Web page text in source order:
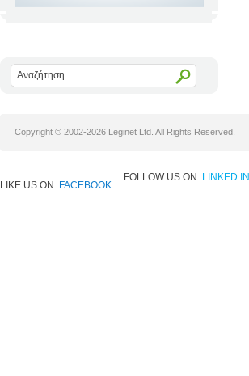
Copyright © 2002-2026 Leginet Ltd. All Rights Reserved.
LIKE US ON FACEBOOK
FOLLOW US ON LINKED IN